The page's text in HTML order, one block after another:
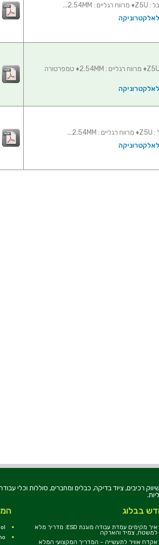
קבל קרמי 1UF 50V ♦ סוג קבל : Z5U♦ מרווח רגליים : 2.54MM♦ טמפרטורה
הינה מובילה ארצית בתחום יבוא ושיווק רכיבים, ציוד בדיקה, כבלים ומחברים,
בבלוג
איך מקימים עמדת עבודה מוגנת ESD: מדריך מלא
למשטח, צמיד והארקה
אקדח אוויר לתעשייה – המדריך המקצועי המלא